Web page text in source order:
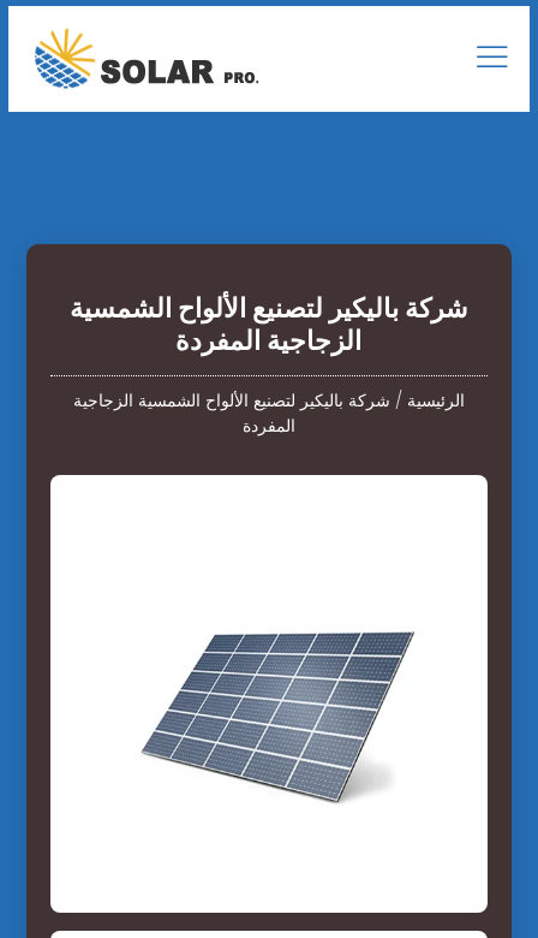
شركة باليكير ​​لتصنيع الألواح الشمسية
الزجاجية المفردة
الرئيسية / شركة باليكير ​​لتصنيع الألواح الشمسية الزجاجية
المفردة